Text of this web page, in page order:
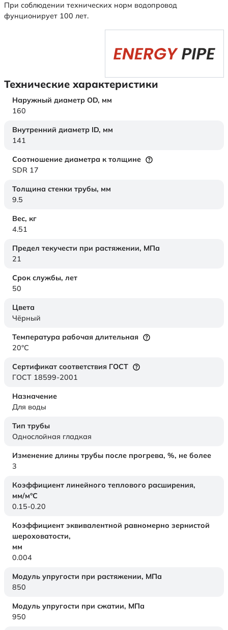
При соблюдении технических норм водопровод
фунционирует 100 лет.
Технические характеристики
Наружный диаметр OD, мм
160
Внутренний диаметр ID, мм
141
Соотношение диаметра к толщине
SDR 17
Толщина стенки трубы, мм
9.5
Вес, кг
4.51
Предел текучести при растяжении, МПа
21
Срок службы, лет
50
Цвета
Чёрный
Температура рабочая длительная
20°C
Сертификат соответствия ГОСТ
ГОСТ 18599-2001
Назначение
Для воды
Тип трубы
Однослойная гладкая
Изменение длины трубы после прогрева, %, не более
3
Коэффициент линейного теплового расширения,
мм/м°С
0.15-0.20
Коэффициент эквивалентной равномерно зернистой
шероховатости,
мм
0.004
Модуль упругости при растяжении, МПа
850
Модуль упругости при сжатии, МПа
950